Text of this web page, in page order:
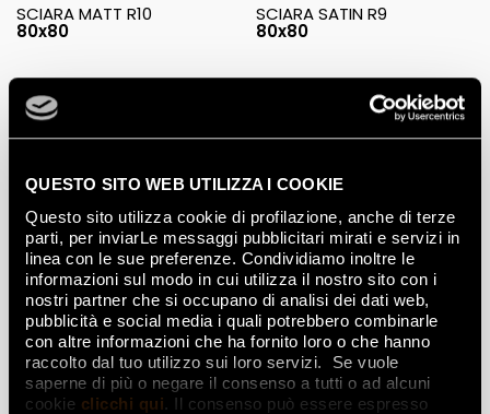
QUESTO SITO WEB UTILIZZA I COOKIE
Questo sito utilizza cookie di profilazione, anche di terze
parti, per inviarLe messaggi pubblicitari mirati e servizi in
linea con le sue preferenze. Condividiamo inoltre le
informazioni sul modo in cui utilizza il nostro sito con i
nostri partner che si occupano di analisi dei dati web,
pubblicità e social media i quali potrebbero combinarle
con altre informazioni che ha fornito loro o che hanno
raccolto dal tuo utilizzo sui loro servizi. Se vuole
saperne di più o negare il consenso a tutti o ad alcuni
cookie clicchi qui. Il consenso può essere espresso
SCIARA MATT R10
80x80
SCIARA SATIN R9
80x80
Mosaïques
SCIARA GRES
MACROMOSAICO
ANTICATO MATT R10
30x30
MOSAICO MATT R10
29,5x35